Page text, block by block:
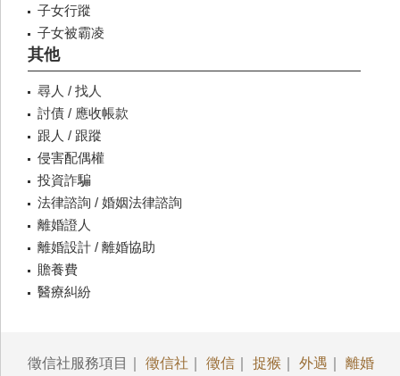
子女行蹤
子女被霸凌
其他
尋人 / 找人
討債 / 應收帳款
跟人 / 跟蹤
侵害配偶權
投資詐騙
法律諮詢 / 婚姻法律諮詢
離婚證人
離婚設計 / 離婚協助
贍養費
醫療糾紛
徵信社服務項目｜ 徵信社 徵信 捉猴 外遇 離婚